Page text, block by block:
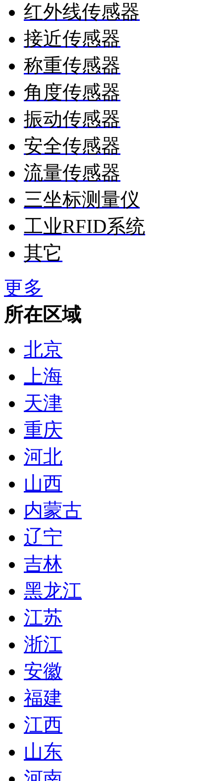
红外线传感器
接近传感器
称重传感器
角度传感器
振动传感器
安全传感器
流量传感器
三坐标测量仪
工业RFID系统
其它
更多
所在区域
北京
上海
天津
重庆
河北
山西
内蒙古
辽宁
吉林
黑龙江
江苏
浙江
安徽
福建
江西
山东